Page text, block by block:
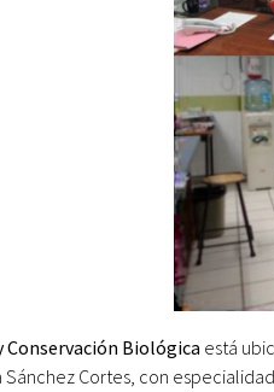
Biológica está
Sánchez Cortes, con